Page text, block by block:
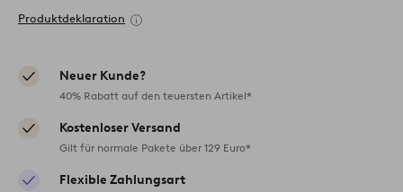
Produktdeklaration
Neuer Kunde?
40% Rabatt auf den teuersten Artikel*
Kostenloser Versand
Gilt für normale Pakete über 129 Euro*
Flexible Zahlungsart